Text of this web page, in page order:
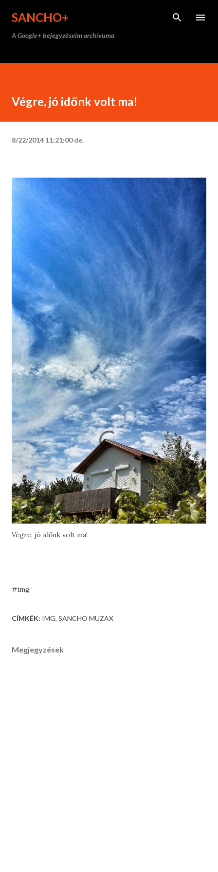
SANCHO+
A Google+ bejegyzéseim archívuma
Végre, jó időnk volt ma!
8/22/2014 11:21:00 de.
Végre, jó időnk volt ma!
#img
CÍMKÉK: IMG SANCHO MUZAX
Megjegyzések